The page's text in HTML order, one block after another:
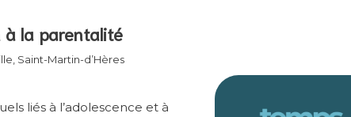
à la parentalité
Saint-Martin-d’Hères
liés à l’adolescence et à